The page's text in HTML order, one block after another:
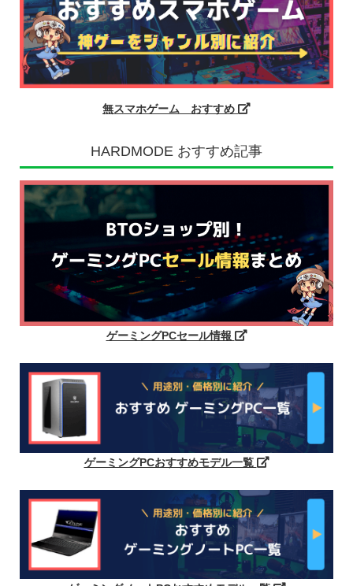
無スマホゲーム おすすめ
HARDMODE おすすめ記事
ゲーミングPCセール情報
ゲーミングPCおすすめモデル一覧